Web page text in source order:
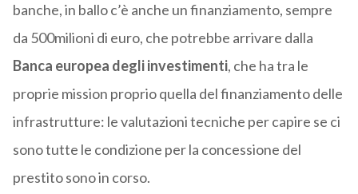
banche, in ballo c’è anche un finanziamento, sempre
da 500milioni di euro, che potrebbe arrivare dalla
Banca europea degli investimenti, che ha tra le
proprie mission proprio quella del finanziamento delle
infrastrutture: le valutazioni tecniche per capire se ci
sono tutte le condizione per la concessione del
prestito sono in corso.